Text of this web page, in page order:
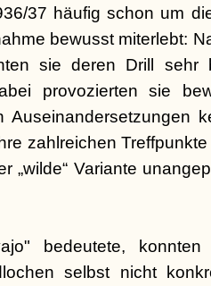
37 häufig schon um
bewusst miterlebt:
sie deren Drill
provozierten sie
Auseinandersetzungen
zahlreichen
„wilde“ Variante
bedeutete, konnten
selbst nicht